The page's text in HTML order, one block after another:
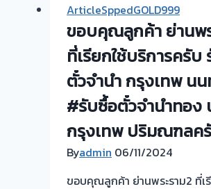
ทอง
ยินดี
บริการ
รับ
ไถ่ถอน
โรง
จำนำ
ร้าน
ArticleSppedGOLD999
ขอบคุณลูกค้า ย่านพ
ที่เรียกใช้บริการครับ
ตั๋วจำนำ กรุงเทพ น
#รับซื้อตั๋วจำนำทอง
กรุงเทพ ปริมณฑลค
Byadmin 06/11/2024
ขอบคุณลูกค้า ย่านพระราม2 ที่เ